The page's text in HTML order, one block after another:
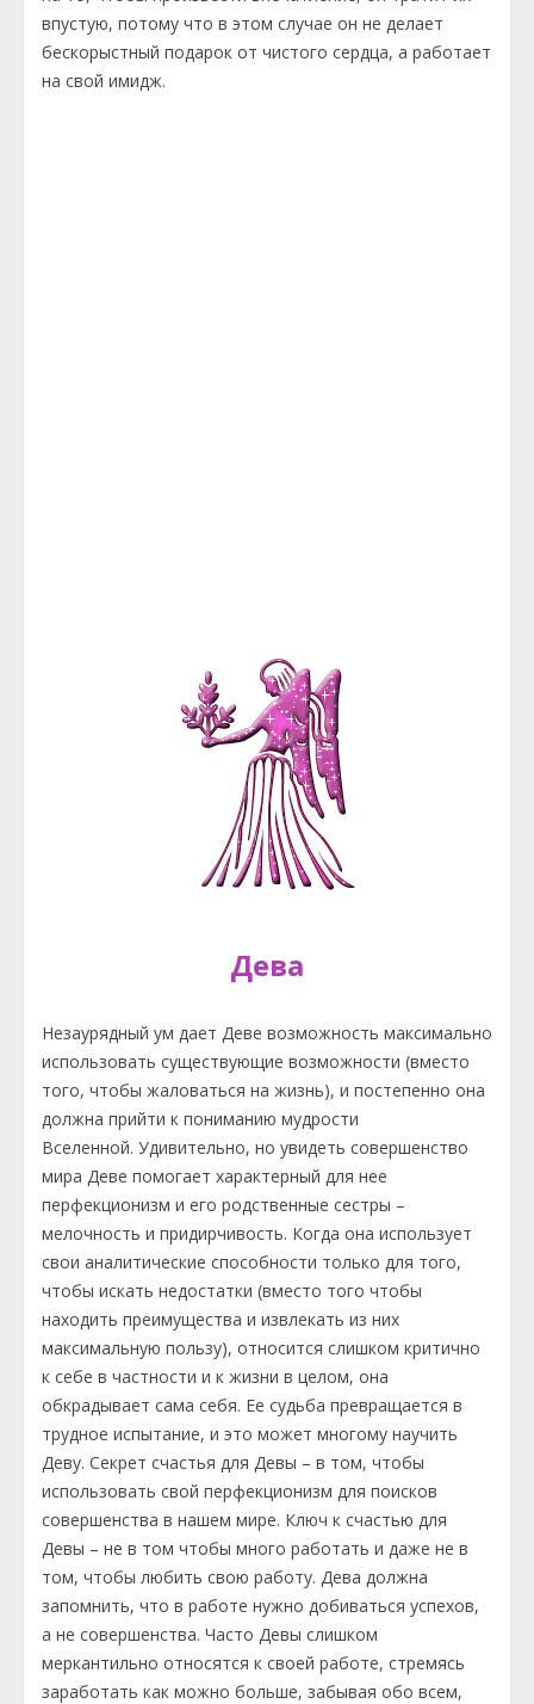
впустую, потому что в этом случае он не делает
бескорыстный подарок от чистого сердца, а работает
на свой имидж.
Дева
Незаурядный ум дает Деве возможность максимально
использовать существующие возможности (вместо
того, чтобы жаловаться на жизнь), и постепенно она
должна прийти к пониманию мудрости
Вселенной. Удивительно, но увидеть совершенство
мира Деве помогает характерный для нее
перфекционизм и его родственные сестры –
мелочность и придирчивость. Когда она использует
свои аналитические способности только для того,
чтобы искать недостатки (вместо того чтобы
находить преимущества и извлекать из них
максимальную пользу), относится слишком критично
к себе в частности и к жизни в целом, она
обкрадывает сама себя. Ее судьба превращается в
трудное испытание, и это может многому научить
Деву. Секрет счастья для Девы – в том, чтобы
использовать свой перфекционизм для поисков
совершенства в нашем мире. Ключ к счастью для
Девы – не в том чтобы много работать и даже не в
том, чтобы любить свою работу. Дева должна
запомнить, что в работе нужно добиваться успехов,
а не совершенства. Часто Девы слишком
меркантильно относятся к своей работе, стремясь
заработать как можно больше, забывая обо всем,